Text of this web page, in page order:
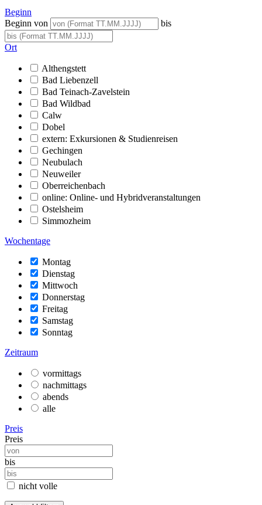
Beginn
Beginn von
bis
Ort
Althengstett
Bad Liebenzell
Bad Teinach-Zavelstein
Bad Wildbad
Calw
Dobel
extern: Exkursionen & Studienreisen
Gechingen
Neubulach
Neuweiler
Oberreichenbach
online: Online- und Hybridveranstaltungen
Ostelsheim
Simmozheim
Wochentage
Montag
Dienstag
Mittwoch
Donnerstag
Freitag
Samstag
Sonntag
Zeitraum
vormittags
nachmittags
abends
alle
Preis
Preis
bis
nicht volle